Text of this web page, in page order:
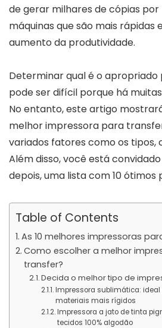
de gerar milhares de cópias por
máquinas que são mais rápidas
aumento da produtividade.
Determinar qual é o apropriado
pode ser difícil porque há
No entanto, este artigo
melhor impressora para
variados fatores como os tipos,
Além disso, você está
depois, uma lista com 10 ótimos
Table of Contents
As 10 melhores impressoras
Como escolher a melhor
transfer?
Decida o melhor tipo de
Impressora sublimática: ideal
materiais mais rígidos
Impressora a jato de tinta
tecidos 100% algodão